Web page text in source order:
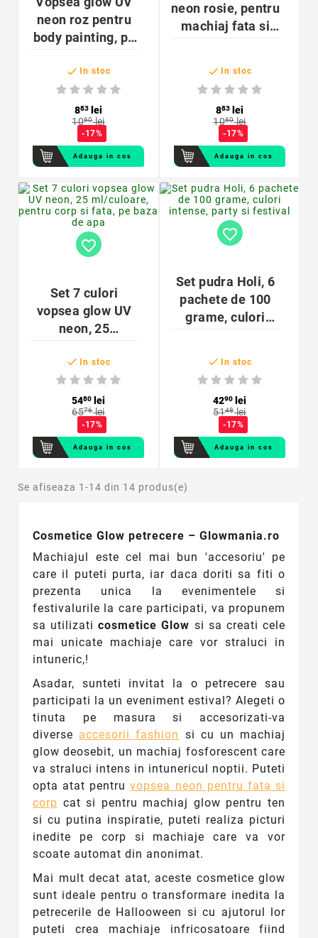
neon roz pentru
body painting, pe
cantitate 25 ml
 In stoc
883
lei
1060lei
-17%
Adauga in cos
neon rosie, pentru
machiaj fata si
 In stoc
883
lei
1060lei
-17%
Adauga in cos
favorite_border
Set 7 culori
vopsea glow UV
neon, 25
pentru corp si
fata, pe baza de
apa
 In stoc
5480
lei
6576lei
-17%
Adauga in cos
favorite_border
Set pudra Holi, 6
pachete de 100
grame, culori
 In stoc
4290
lei
5148lei
-17%
Adauga in cos
Se afiseaza 1-14 din 14 produs(e)
Cosmetice Glow petrecere – Glowmania.ro
Machiajul este cel mai bun 'accesoriu' pe
care il puteti purta, iar daca doriti sa fiti o
prezenta unica la evenimentele si
festivalurile la care participati, va propunem
sa utilizaticosmetice Glow si sa creati cele
mai unicate machiaje care vor straluci in
intuneric,!
Asadar, sunteti invitat la o petrecere sau
participati la un eveniment estival? Alegeti o
tinuta pe masura si accesorizati-va
diverse accesorii fashion si cu un machiaj
glow deosebit, un machiaj fosforescent care
va straluci intens in intunericul noptii. Puteti
opta atat pentruvopsea neon pentru fata si
corp cat si pentru machiaj glow pentru ten
si cu putina inspiratie, puteti realiza picturi
inedite pe corp si machiaje care va vor
scoate automat din anonimat.
Mai mult decat atat, aceste cosmetice glow
sunt ideale pentru o transformare inedita la
petrecerile de Hallooween si cu ajutorul lor
puteti crea machiaje infricosatoare fiind